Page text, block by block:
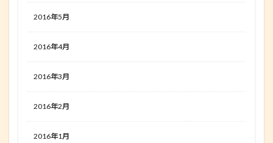
2016年5月
2016年4月
2016年3月
2016年2月
2016年1月